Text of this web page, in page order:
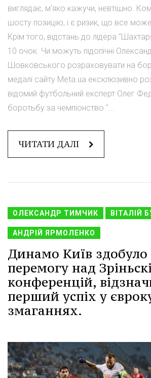
виглядає, м'яко кажучи, невтішно.
шосту позицію, і є ризик, що все
Крім того, відстань до лідера
10 очок. Чи можуть підопічні
Шовковського розраховувати на
медалі сайту Meta.ua ексклюзивно
відомий футбольний експерт Олег
боротьбу за чемпіонство "...
ЧИТАТИ ДАЛІ
ОЛЕКСАНДР ТИМЧИК ВІТАЛІЙ
АНДРІЙ ЯРМОЛЕНКО
Динамо Київ
перемогу над
конференцій,
перший успіх у
змаганнях.